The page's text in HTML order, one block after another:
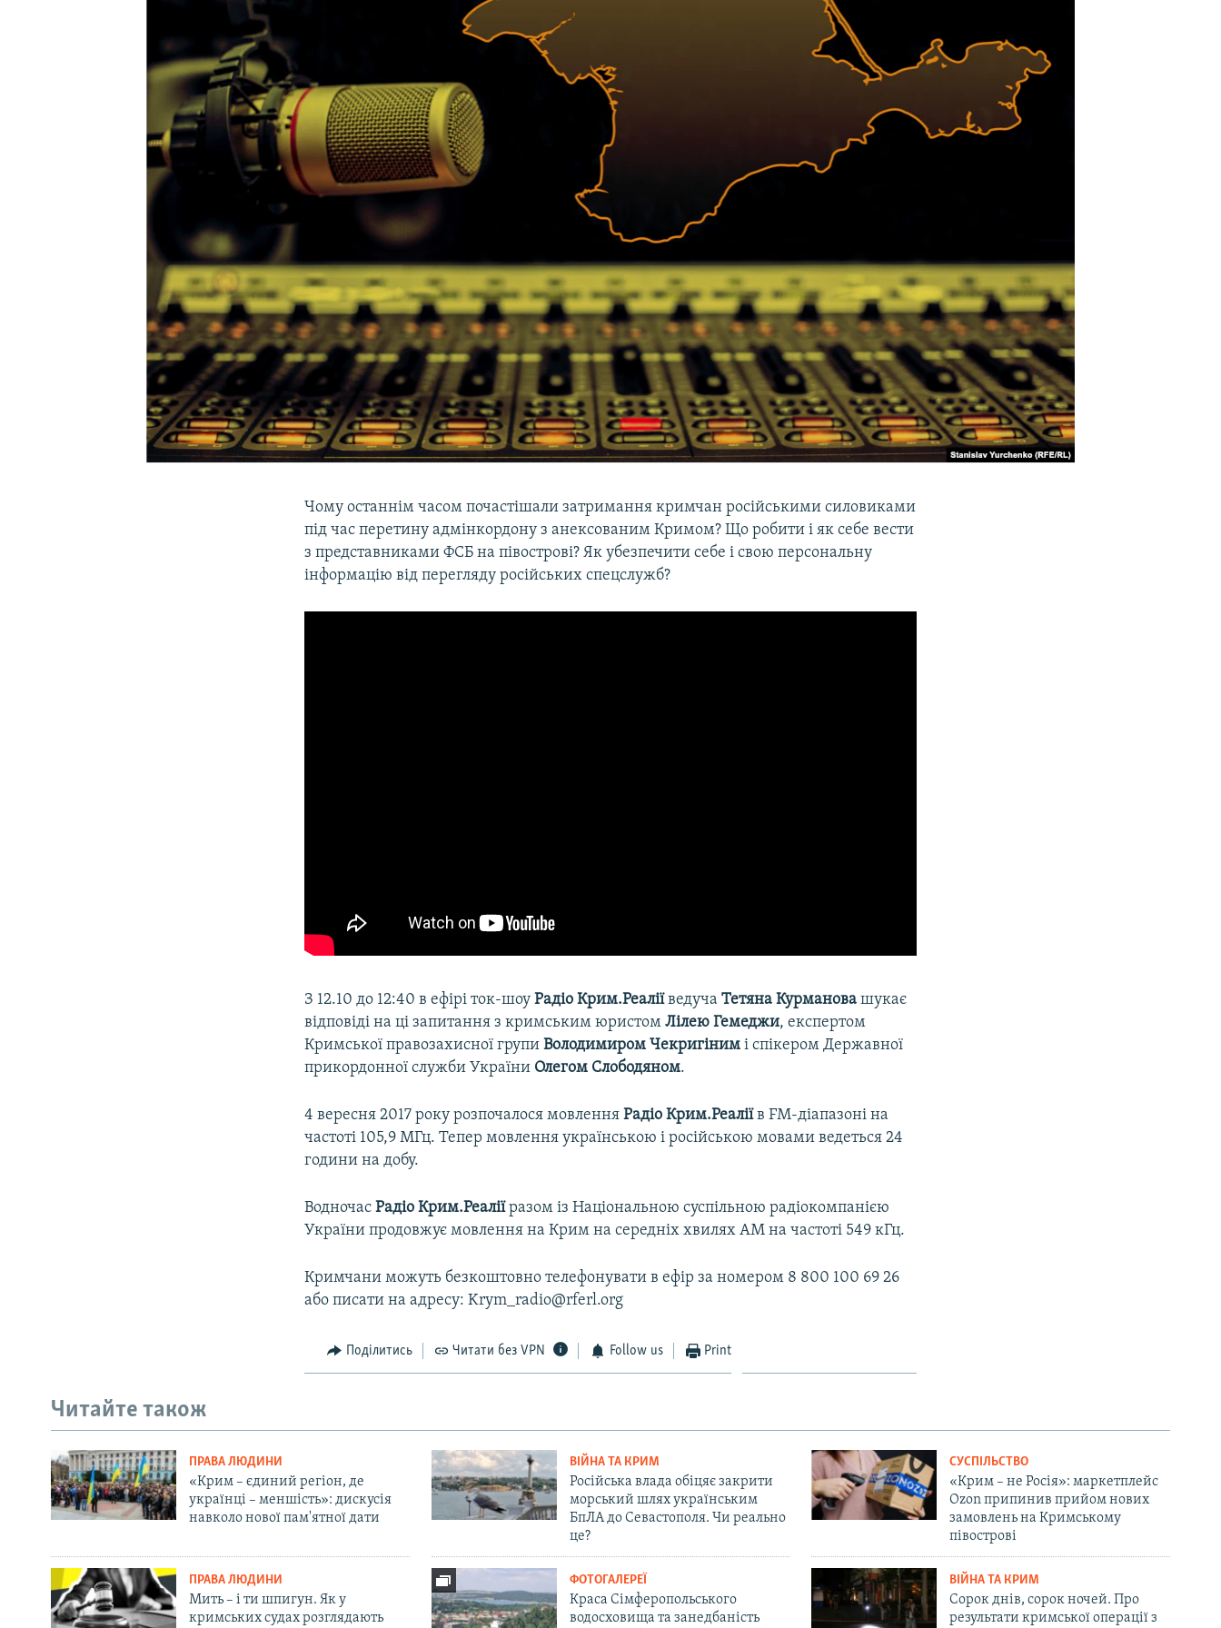
УКРАЇНСЬКА ПРОБЛЕМА КРИМУ
Чому останнім часом почастішали затримання кримчан російськими силовиками
під час перетину адмінкордону з анексованим Кримом? Що робити і як себе вести
з представниками ФСБ на півострові? Як убезпечити себе і свою персональну
інформацію від перегляду російських спецслужб?
З 12.10 до 12:40 в ефірі ток-шоуРадіо Крим.РеаліїведучаТетяна Курманова шукає
відповіді на ці запитання з кримським юристомЛілею Гемеджи, експертом
Кримської правозахисної групиВолодимиром Чекригіним і спікером Державної
прикордонної служби України Олегом Слободяном.
4 вересня 2017 року розпочалося мовленняРадіо Крим.Реаліїв FM-діапазоні на
частоті 105,9 МГц. Тепер мовлення українською і російською мовами ведеться 24
години на добу.
ВодночасРадіо Крим.Реаліїразом із Національною суспільною радіокомпанією
України продовжує мовлення на Крим на середніх хвилях АМ на частоті 549 кГц.
Кримчани можуть безкоштовно телефонувати в ефір за номером 8 800 100 69 26
або писати на адресу: Krym_radio@rferl.org
Поділитись Читати без VPN Follow us Print
Читайте також
ПРАВА ЛЮДИНИ
«Крим – єдиний регіон, де
українці – меншість»: дискусія
навколо нової пам'ятної дати
ВІЙНА ТА КРИМ
Російська влада обіцяє закрити
морський шлях українським
БпЛА до Севастополя. Чи реально
це?
СУСПІЛЬСТВО
«Крим – не Росія»: маркетплейс
Ozon припинив прийом нових
замовлень на Кримському
півострові
ПРАВА ЛЮДИНИ
Мить – і ти шпигун. Як у
кримських судах розглядають
ФОТОГАЛЕРЕЇ
Краса Сімферопольського
водосховища та занедбаність
ВІЙНА ТА КРИМ
Сорок днів, сорок ночей. Про
результати кримської операції з